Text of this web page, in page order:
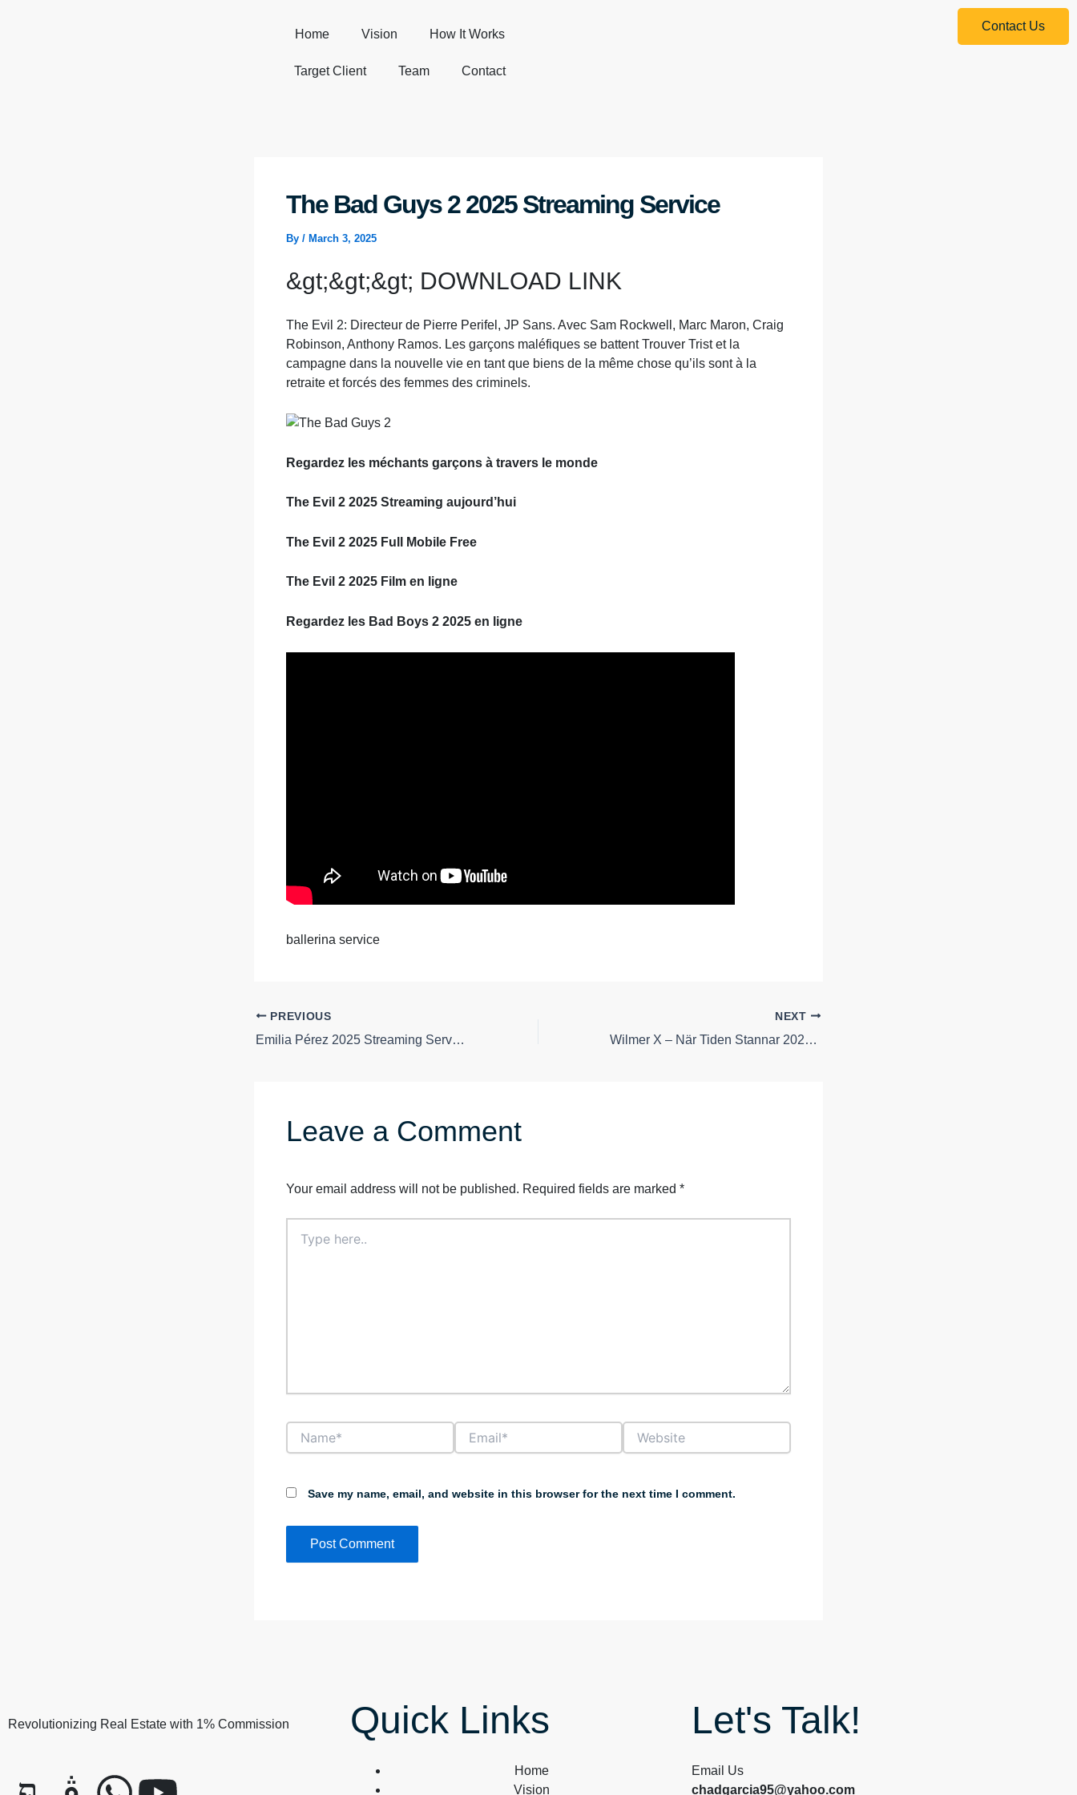
Home Vision How It Works
Target Client Team Contact
Contact Us
The Bad Guys 2 2025 Streaming Service
By / March 3, 2025
&gt;&gt;&gt; DOWNLOAD LINK
The Evil 2: Directeur de Pierre Perifel, JP Sans. Avec Sam Rockwell, Marc Maron, Craig
Robinson, Anthony Ramos. Les garçons maléfiques se battent Trouver Trist et la
campagne dans la nouvelle vie en tant que biens de la même chose qu’ils sont à la
retraite et forcés des femmes des criminels.
Regardez les méchants garçons à travers le monde
The Evil 2 2025 Streaming aujourd’hui
The Evil 2 2025 Full Mobile Free
The Evil 2 2025 Film en ligne
Regardez les Bad Boys 2 2025 en ligne
ballerina service
PREVIOUS
Emilia Pérez 2025 Streaming Service
NEXT
Wilmer X – När Tiden Stannar 2025 Best Places To 𝚆𝚊𝚝𝚌𝚑
Leave a Comment
Your email address will not be published. Required fields are marked *
here..
Save my name, email, and website in this browser for the next time I comment.
Revolutionizing Real Estate with 1% Commission Quick Links
Home
Vision
Let's Talk!
Email Us
chadgarcia95@yahoo.com